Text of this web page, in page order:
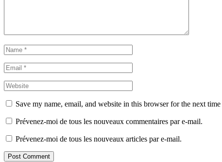
Save my name, email, and website in this browser for the next
Prévenez-moi de tous les nouveaux commentaires par e-mail.
Prévenez-moi de tous les nouveaux articles par e-mail.